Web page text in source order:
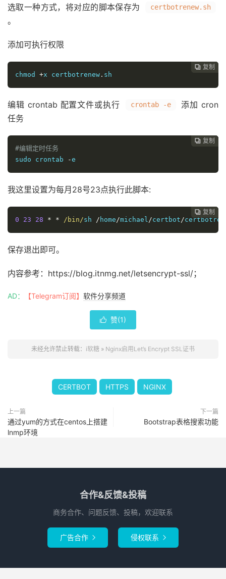
选取一种方式，将对应的脚本保存为 certbotrenew.sh
。
添加可执行权限
 复制
 复制
 复制
 复制
 复制
chmod +x certbotrenew . sh
编辑 crontab 配置文件或执行 crontab -e
添加 cron
任务
 复制
 复制
 复制
 复制
#编辑定时任务
sudo crontab
-
我这里设置为每月28号23点执行此脚本:
 复制
 复制
 复制
0
23 28 * * /bin/sh / home /michael /certbot /
保存退出即可。
内容参考：https://blog.itnmg.net/letsencrypt-ssl/；
AD： 【Telegram订阅】 软件分享频道
 赞(1)
未经允许禁止转载： i软糖 » Nginx启用Let’s Encrypt SSL证书
CERTBOT HTTPS NGINX
上一篇
通过yum的方式在centos上搭建
lnmp环境
下一篇
Bootstrap表格搜索功能
合作&反馈&投稿
商务合作、问题反馈、投稿，欢迎联系
广告合作  侵权联系 